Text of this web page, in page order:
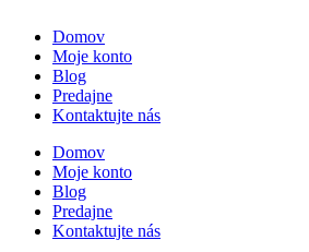
Domov
Moje konto
Blog
Predajne
Kontaktujte nás
Domov
Moje konto
Blog
Predajne
Kontaktujte nás